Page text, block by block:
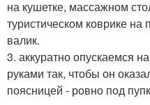
на кушетке, массажном
туристическом коврике
валик.
3. аккуратно опускаемся
руками так, чтобы он
поясницей - ровно под